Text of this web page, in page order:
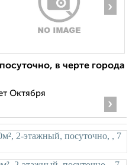
›
в черте города
Октября
›